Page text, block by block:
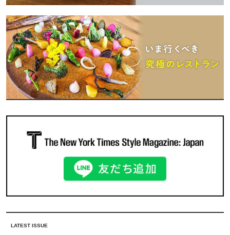
LATEST ISSUE